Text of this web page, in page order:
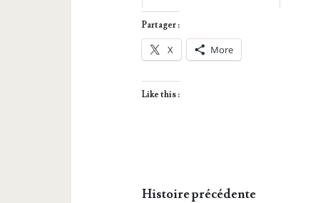
Partager :
X More
Like this :
Histoire précédente